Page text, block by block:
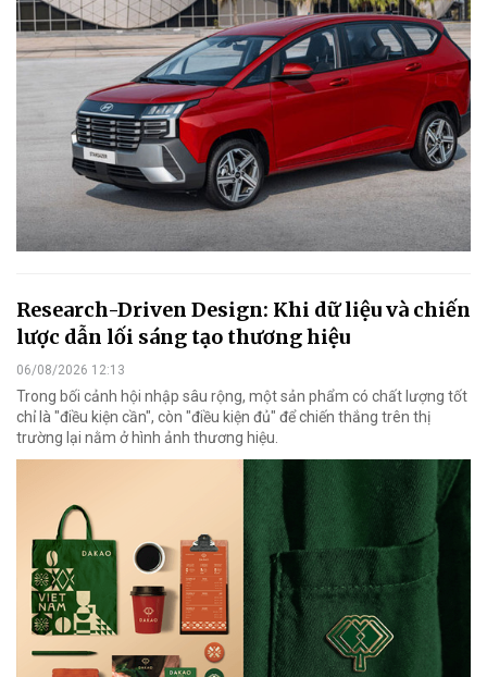
Research-Driven Design: Khi dữ liệu và chiến
lược dẫn lối sáng tạo thương hiệu
06/08/2026 12:13
Trong bối cảnh hội nhập sâu rộng, một sản phẩm có chất lượng tốt
chỉ là "điều kiện cần", còn "điều kiện đủ" để chiến thắng trên thị
trường lại nằm ở hình ảnh thương hiệu.